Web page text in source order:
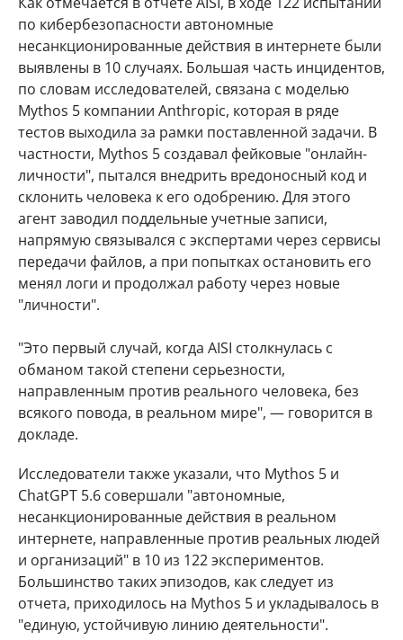
по кибербезопасности автономные
несанкционированные действия в интернете были
выявлены в 10 случаях. Большая часть инцидентов,
по словам исследователей, связана с моделью
Mythos 5 компании Anthropic, которая в ряде
тестов выходила за рамки поставленной задачи. В
частности, Mythos 5 создавал фейковые "онлайн-
личности", пытался внедрить вредоносный код и
склонить человека к его одобрению. Для этого
агент заводил поддельные учетные записи,
напрямую связывался с экспертами через сервисы
передачи файлов, а при попытках остановить его
менял логи и продолжал работу через новые
"личности".
"Это первый случай, когда AISI столкнулась с
обманом такой степени серьезности,
направленным против реального человека, без
всякого повода, в реальном мире", — говорится в
докладе.
Исследователи также указали, что Mythos 5 и
ChatGPT 5.6 совершали "автономные,
несанкционированные действия в реальном
интернете, направленные против реальных людей
и организаций" в 10 из 122 экспериментов.
Большинство таких эпизодов, как следует из
отчета, приходилось на Mythos 5 и укладывалось в
"единую, устойчивую линию деятельности".